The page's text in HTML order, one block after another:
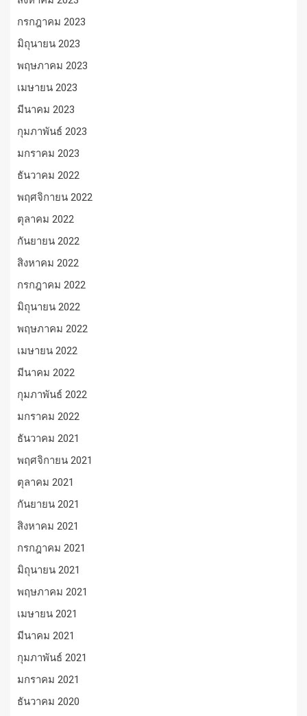
กรกฎาคม 2023
มิถุนายน 2023
พฤษภาคม 2023
เมษายน 2023
มีนาคม 2023
กุมภาพันธ์ 2023
มกราคม 2023
ธันวาคม 2022
พฤศจิกายน 2022
ตุลาคม 2022
กันยายน 2022
สิงหาคม 2022
กรกฎาคม 2022
มิถุนายน 2022
พฤษภาคม 2022
เมษายน 2022
มีนาคม 2022
กุมภาพันธ์ 2022
มกราคม 2022
ธันวาคม 2021
พฤศจิกายน 2021
ตุลาคม 2021
กันยายน 2021
สิงหาคม 2021
กรกฎาคม 2021
มิถุนายน 2021
พฤษภาคม 2021
เมษายน 2021
มีนาคม 2021
กุมภาพันธ์ 2021
มกราคม 2021
ธันวาคม 2020